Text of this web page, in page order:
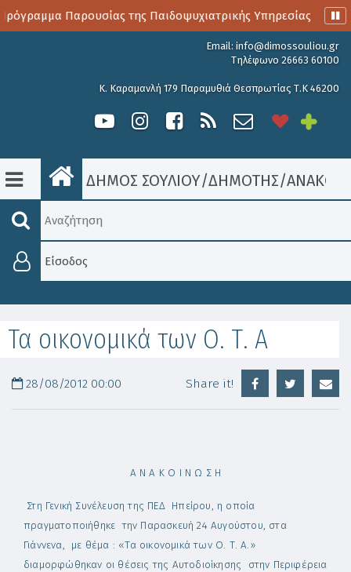
Παρουσίας της Παιδοψυχιατρικής Υπηρεσίας
Email: info@dimossouliou.gr
Τηλέφωνο 26663 60100
Κ. Καραμανλή 179 Παραμυθιά Θεσπρωτίας Τ.Κ 46200
ΔΗΜΟΣ ΣΟΥΛΙΟΥ/ΔΗΜΟΤΗΣ/
Είσοδος
Τα οικονομικά των Ο. Τ. Α
28/08/2012 00:00 Share it!
Α Ν Α Κ Ο Ι Ν Ω Σ Η
Στη Γενική Συνέλευση της ΠΕΔ Ηπείρου, η οποία
πραγματοποιήθηκε την Παρασκευή 24 Αυγούστου, στα
Γιάννενα, με θέμα : «Τα οικονομικά των Ο. Τ. Α.»
διαμορφώθηκαν οι θέσεις της Αυτοδιοίκησης στην Περιφέρεια